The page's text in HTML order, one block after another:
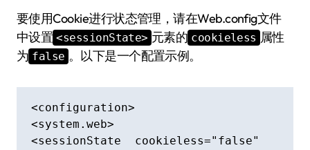
要使用Cookie进行状态管理，请在Web.config文件
中设置 <sessionState> 元素的 cookieless 属性
为 false 。以下是一个配置示例。
<configuration>
<system.web>
<sessionState  cookieless="false"